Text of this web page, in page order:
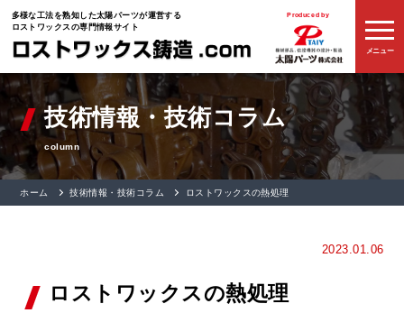
多様な工法を熟知した太陽パーツが運営する
ロストワックスの専門情報サイト
Produced by
メニュー
技術情報・技術コラム
column
ホーム 技術情報・技術コラム ロストワックスの熱処理
2023.01.06
ロストワックスの熱処理